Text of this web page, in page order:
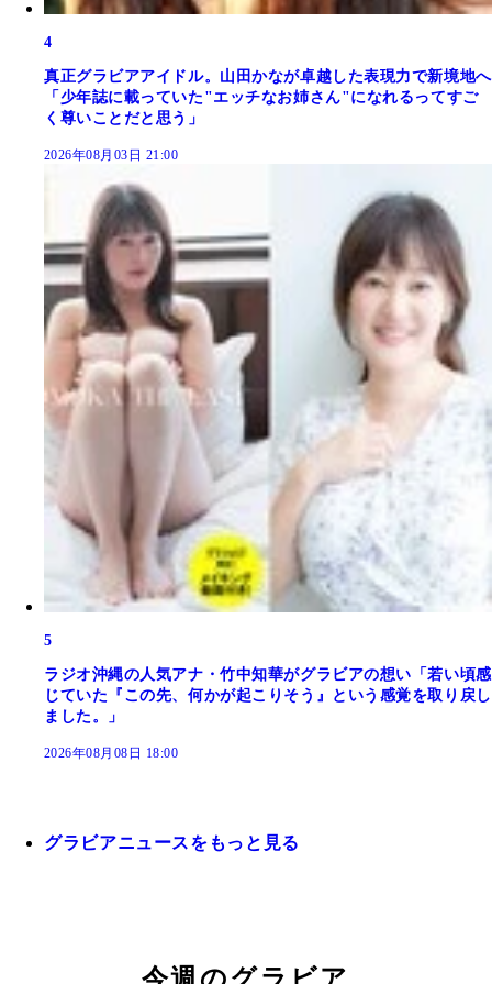
4
真正グラビアアイドル。山田かなが卓越した表現力で新境地へ
「少年誌に載っていた"エッチなお姉さん"になれるってすご
く尊いことだと思う」
2026年08月03日 21:00
5
ラジオ沖縄の人気アナ・竹中知華がグラビアの想い「若い頃感
じていた『この先、何かが起こりそう』という感覚を取り戻し
ました。」
2026年08月08日 18:00
グラビアニュースをもっと見る
今週のグラビア